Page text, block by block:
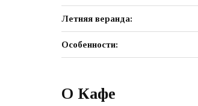
Летняя веранда:
Особенности:
О Кафе